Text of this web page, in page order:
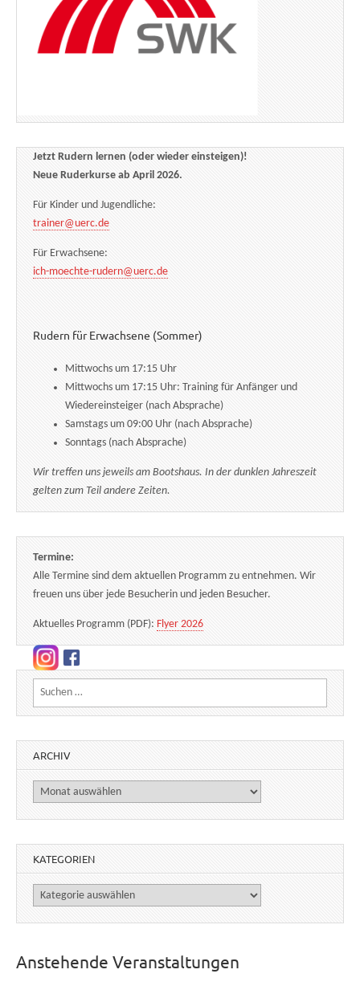
Jetzt Rudern lernen (oder wieder einsteigen)!
Neue Ruderkurse ab April 2026.
Für Kinder und Jugendliche:
trainer@uerc.de
Für Erwachsene:
ich-moechte-rudern@uerc.de
Rudern für Erwachsene (Sommer)
Mittwochs um 17:15 Uhr
Mittwochs um 17:15 Uhr: Training für Anfänger und
Wiedereinsteiger (nach Absprache)
Samstags um 09:00 Uhr (nach Absprache)
Sonntags (nach Absprache)
Wir treffen uns jeweils am Bootshaus. In der dunklen Jahreszeit
gelten zum Teil andere Zeiten.
Termine:
Alle Termine sind dem aktuellen Programm zu entnehmen. Wir
freuen uns über jede Besucherin und jeden Besucher.
Aktuelles Programm (PDF): Flyer 2026
Suchen nach:
ARCHIV
Archiv
KATEGORIEN
Kategorien
Anstehende Veranstaltungen